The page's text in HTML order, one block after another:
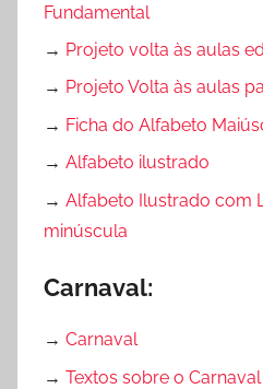
Fundamental
→ Projeto volta às aulas
→ Projeto Volta às aulas
→ Ficha do Alfabeto
→ Alfabeto ilustrado
→ Alfabeto Ilustrado com
minúscula
Carnaval:
→ Carnaval
→ Textos sobre o Carnaval